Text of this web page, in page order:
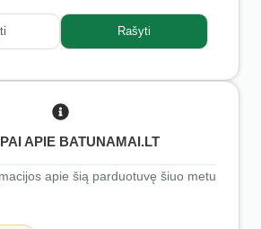
Rašyti
APIE BATUNAMAI.LT
apie šią parduotuvę šiuo metu